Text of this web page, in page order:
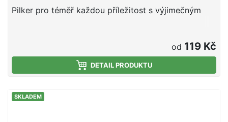
Pilker pro téměř každou příležitost s výjimečným
od 119 Kč
DETAIL PRODUKTU
SKLADEM